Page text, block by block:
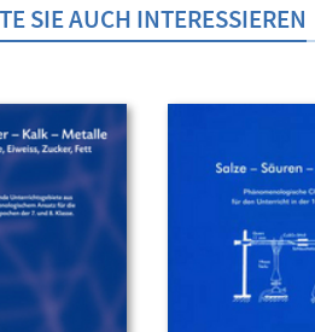
SIE AUCH INTERESSIEREN